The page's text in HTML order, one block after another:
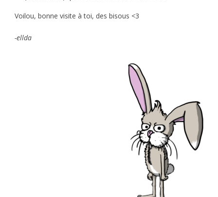
Voilou, bonne visite à toi, des bisous <3
-ellda